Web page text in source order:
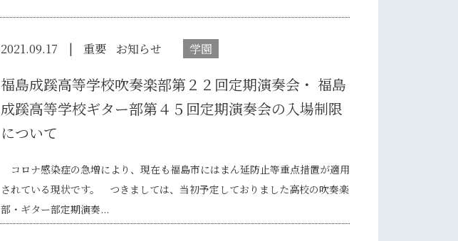
2021.09.17 重要 お知らせ 学園
福島成蹊高等学校吹奏楽部第２２回定期演奏会・ 福島
成蹊高等学校ギター部第４５回定期演奏会の入場制限
について
コロナ感染症の急増により、現在も福島市にはまん延防止等重点措置が適用
されている現状です。 つきましては、当初予定しておりました高校の吹奏楽
部・ギター部定期演奏...